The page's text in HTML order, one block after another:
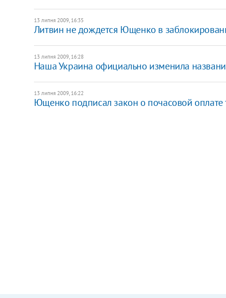
13 липня 2009, 16:35
Литвин не дождется Ющенко в
13 липня 2009, 16:28
Наша Украина официально изменила
13 липня 2009, 16:22
Ющенко подписал закон о почасовой оплате